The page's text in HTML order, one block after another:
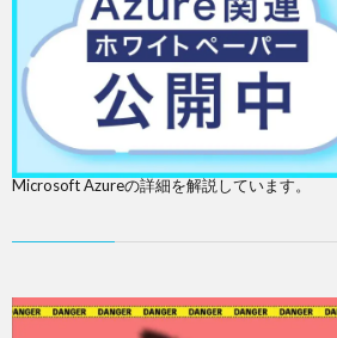
Microsoft Azureの詳細を解説しています。